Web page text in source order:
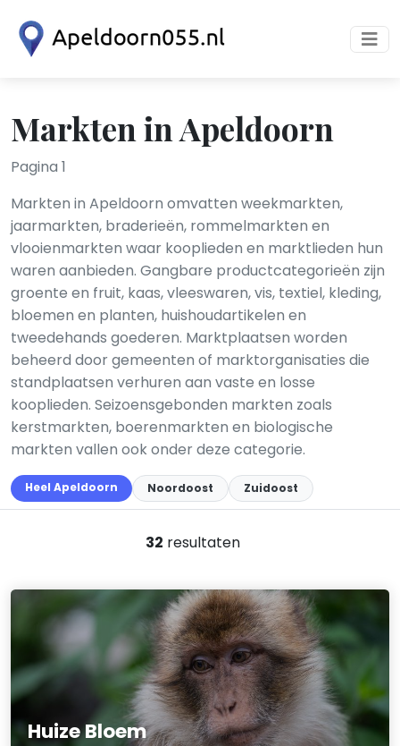
Markten in Apeldoorn
Pagina 1
Markten in Apeldoorn omvatten weekmarkten,
jaarmarkten, braderieën, rommelmarkten en
vlooienmarkten waar kooplieden en marktlieden hun
waren aanbieden. Gangbare productcategorieën zijn
groente en fruit, kaas, vleeswaren, vis, textiel, kleding,
bloemen en planten, huishoudartikelen en
tweedehands goederen. Marktplaatsen worden
beheerd door gemeenten of marktorganisaties die
standplaatsen verhuren aan vaste en losse
kooplieden. Seizoensgebonden markten zoals
kerstmarkten, boerenmarkten en biologische
markten vallen ook onder deze categorie.
Heel Apeldoorn Noordoost Zuidoost
32 resultaten
Huize Bloem